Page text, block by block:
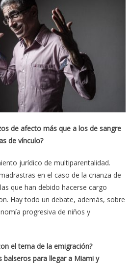
de afecto más que a los de sangre
de vínculo?
jurídico de multiparentalidad.
en el caso de la crianza de
que han debido hacerse cargo
Hay todo un debate, además, sobre
progresiva de niños y
el tema de la emigración?
balseros para llegar a Miami y